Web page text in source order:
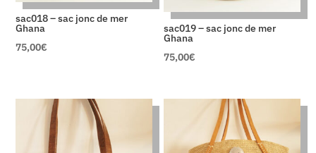
sac018 – sac jonc de mer
Ghana
75,00€
sac019 – sac jonc de mer
Ghana
75,00€